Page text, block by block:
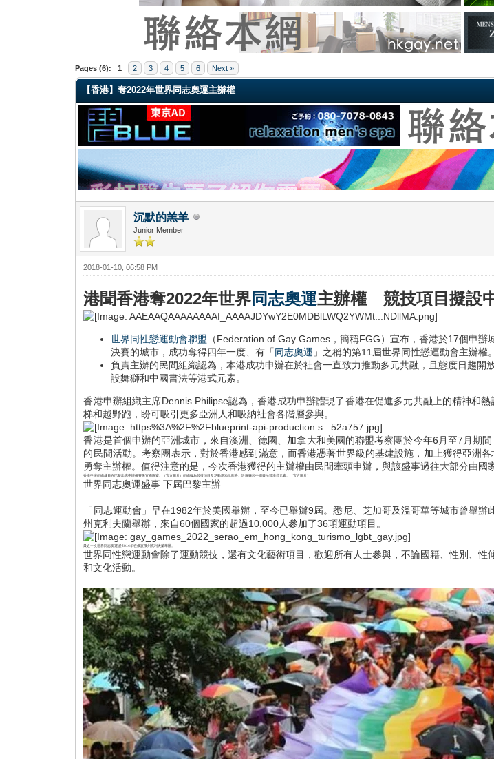
Pages (6): 1 2 3 4 5 6 Next »
0 Vote(s) - 0 Average
1
2
3
4
5
【香港】奪2022年世界同志奧運主辦權
沉默的羔羊
Junior Member
2018-01-10, 06:58 PM
港聞香港奪2022年世界同志奧運主辦權 競技項目擬設
世界同性戀運動會聯盟 （Federation of Gay Games，簡稱FGG）宣布，香港於17個申
決賽的城市，成功奪得四年一度、有「同志奧運 」之稱的第11屆世界同性戀運動會主辦權。
負責主辦的民間組織認為，本港成功申辦在於社會一直致力推動多元共融，且態度日趨
設舞獅和中國書法等港式元素。
香港申辦組織主席Dennis Philipse認為，香港成功申辦體現了香港在促進多元共融上的精神和
梯和越野跑，盼可吸引更多亞洲人和吸納社會各階層參與。
香港是首個申辦的亞洲城市，來自澳洲、德國、加拿大和美國的聯盟考察團於今年6月至7月期
的民間活動。考察團表示，對於香港感到滿意，而香港憑著世界級的基建設施，加上獲得亞洲
勇奪主辦權。值得注意的是，今次香港獲得的主辦權由民間牽頭申辦，與該盛事過往大部分由國
香港申辦組織成員在巴黎出席申辦權賽果宣布晚宴。（官方圖片）組織擬為競技項目及活動增添扒龍舟、設舞獅和中國書法等港式元素。（官方圖片）
世界同志奧運盛事 下屆巴黎主辦
「同志運動會」早在1982年於美國舉辦，至今已舉辦9屆。悉尼、芝加哥及溫哥華等城市曾舉
州克利夫蘭舉辦，來自60個國家的超過10,000人參加了36項運動項目。
最近一次世界同志奧運 於2014年在俄亥俄州克利夫蘭舉辦。
世界同性戀運動會除了運動競技，還有文化藝術項目，歡迎所有人士參與，不論國籍、性別、
和文化活動。